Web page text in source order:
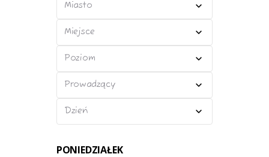
Miasto
Miejsce
Poziom
Prowadzący
Dzień
PONIEDZIAŁEK